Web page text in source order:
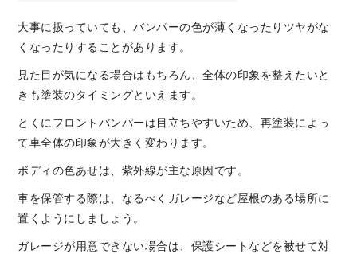
大事に扱っていても、バンパーの色が薄くなったりツヤがな
くなったりすることがあります。
見た目が気になる場合はもちろん、全体の印象を整えたいと
きも塗装のタイミングといえます。
とくにフロントバンパーは目立ちやすいため、再塗装によっ
て車全体の印象が大きく変わります。
ボディの色あせは、紫外線が主な原因です。
車を保管する際は、なるべくガレージなど屋根のある場所に
置くようにしましょう。
ガレージが用意できない場合は、保護シートなどを被せて対